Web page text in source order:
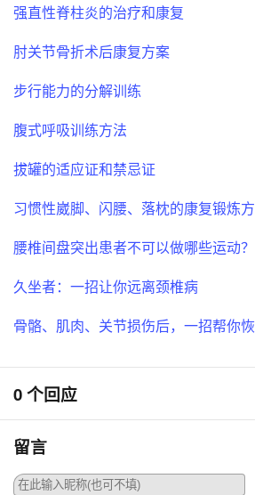
强直性脊柱炎的治疗和康复
肘关节骨折术后康复方案
步行能力的分解训练
腹式呼吸训练方法
拔罐的适应证和禁忌证
习惯性崴脚、闪腰、落枕的康复锻炼
腰椎间盘突出患者不可以做哪些运动？
久坐者：一招让你远离颈椎病
骨骼、肌肉、关节损伤后，一招帮你
0 个回应
留言